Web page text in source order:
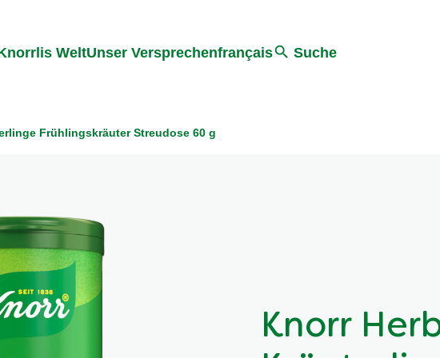
WeltUnser Versprechenfrançais Suche
Frühlingskräuter Streudose 60 g
Knorr